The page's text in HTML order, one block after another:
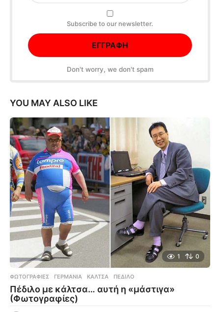
Subscribe to our newsletter.
Don't worry, we don't spam
YOU MAY ALSO LIKE
1 0
ΦΩΤΟΓΡΑΦΊΕΣ ΓΕΡΜΑΝΊΑ ,ΚΆΛΤΣΑ ,ΠΈΔΙΛΟ
Πέδιλο με κάλτσα… αυτή η «μάστιγα»
(Φωτογραφίες)